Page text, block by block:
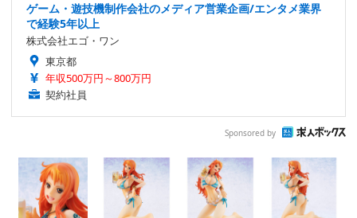
ゲーム・遊技機制作会社のメディア営業企画/エンタメ業界
で経験5年以上
株式会社エゴ・ワン
東京都
年収500万円～800万円
契約社員
Sponsored by